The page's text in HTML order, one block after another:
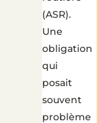
(ASR).
Une
obligation
qui
posait
souvent
problème